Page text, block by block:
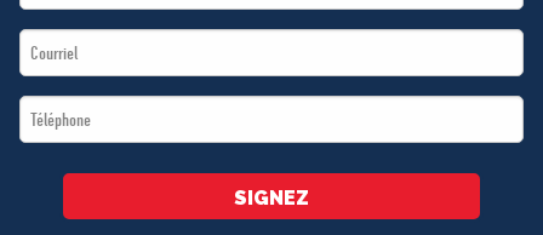
Name
Email
*
Téléphone
*
SIGNEZ